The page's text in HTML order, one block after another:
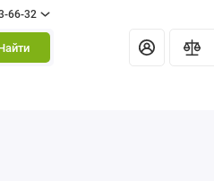
66-32